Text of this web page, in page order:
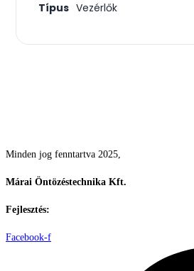
Típus Vezérlők
Minden jog fenntartva 2025,
Márai Öntözéstechnika Kft.
Fejlesztés:
Facebook-f